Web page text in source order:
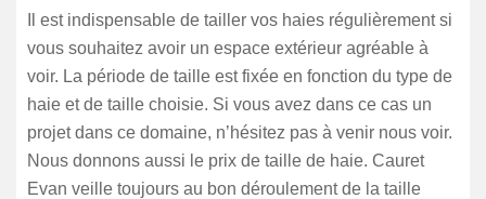
Il est indispensable de tailler vos haies régulièrement si
vous souhaitez avoir un espace extérieur agréable à
voir. La période de taille est fixée en fonction du type de
haie et de taille choisie. Si vous avez dans ce cas un
projet dans ce domaine, n’hésitez pas à venir nous voir.
Nous donnons aussi le prix de taille de haie. Cauret
Evan veille toujours au bon déroulement de la taille